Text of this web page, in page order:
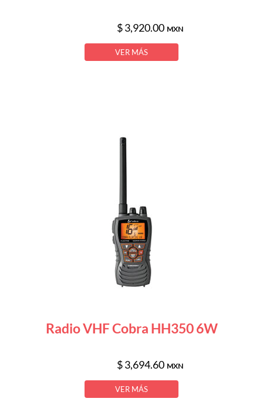
$ 3,920.00 MXN
VER MÁS
Radio VHF Cobra HH350 6W
$ 3,694.60 MXN
VER MÁS